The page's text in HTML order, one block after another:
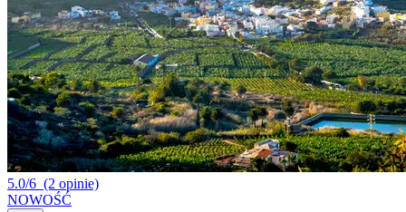
5.0/6 (2 opinie)
NOWOŚĆ